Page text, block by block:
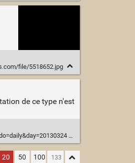
file/5518652.jpg
de ce type n'est
20 50 100